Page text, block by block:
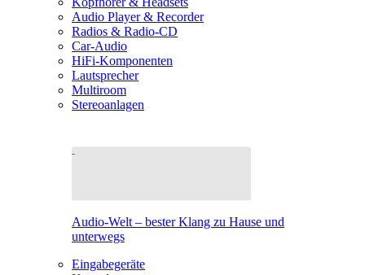
Audio Player & Recorder
Radios & Radio-CD
Car-Audio
HiFi-Komponenten
Lautsprecher
Multiroom
Stereoanlagen
Audio-Welt – bester Klang zu Hause und
unterwegs
Eingabegeräte